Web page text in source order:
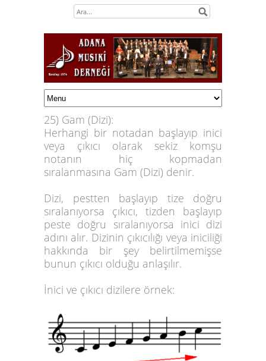
25) Gam (Dizi):
Herhangi bir notadan başlayıp inici
veya çıkıcı olarak sekiz komşu
notanın hiç kopmadan
sıralanmasına Gam (Dizi) denir.
Dizi, pestten başlayıp tize doğru
sıralanıyorsa çıkıcı, tizden başlayıp
peste doğru sıralanıyorsa inici dizi
adını alır. Dizinin çıkıcılığı veya iniciliği
hakkında bir şey belirtilmemişse
bunun çıkıcı olduğu anlaşılır.
İnici ve çıkıcı dizilere örnek: